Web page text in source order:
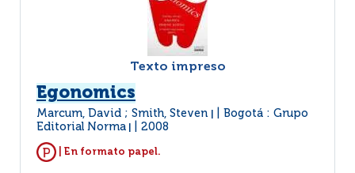
Texto impreso
Egonomics
Marcum, David ; Smith, Steven
Bogotá : Grupo
Editorial Norma
2008
| En formato papel.